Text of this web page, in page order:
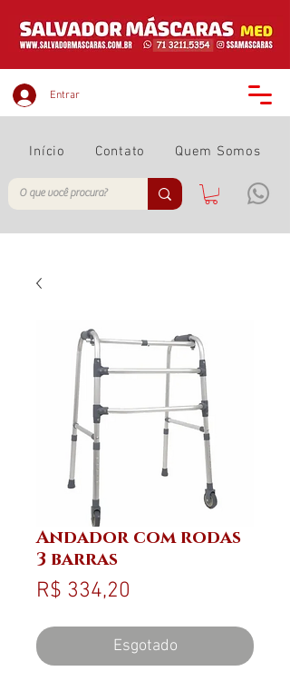
Início Contato Quem Somos
Entrar
Andador com rodas
3 barras
R$ 334,20
Esgotado